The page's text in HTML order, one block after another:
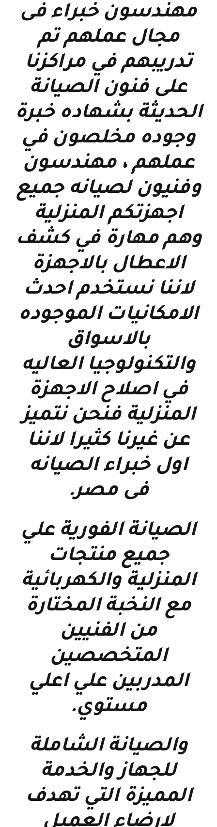
مهندسون خبراء فى
مجال عملهم تم
تدريبهم في مراكزنا
على فنون الصيانة
الحديثة بشهاده خبرة
وجوده مخلصون في
عملهم ، مهندسون
وفنيون لصيانه جميع
اجهزتكم المنزلية
وهم مهارة في كشف
الاعطال بالاجهزة
لاننا نستخدم احدث
الامكانيات الموجوده
بالاسواق
والتكنولوجيا العاليه
في اصلاح الاجهزة
المنزلية فنحن نتميز
عن غيرنا كثيرا لاننا
اول خبراء الصيانه
فى مصر.
الصيانة الفورية علي
جميع منتجات
المنزلية والكهربائية
مع النخبة المختارة
من الفنيين
المتخصصين
المدربين علي اعلي
مستوي.
والصيانة الشاملة
للجهاز والخدمة
المميزة التي تهدف